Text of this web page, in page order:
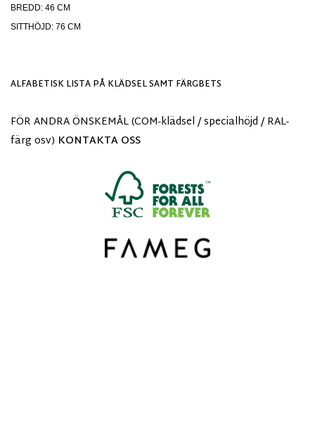
BREDD: 46 CM
SITTHÖJD: 76 CM
ALFABETISK LISTA PÅ KLÄDSEL SAMT FÄRGBETS
FÖR ANDRA ÖNSKEMÅL (COM-klädsel / specialhöjd / RAL-
färg osv) KONTAKTA OSS